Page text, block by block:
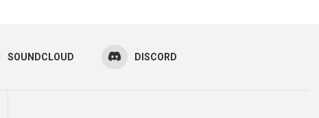
SOUNDCLOUD DISCORD